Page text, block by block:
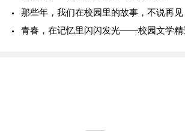
那些年，我们在校园里的故事，不说再见
青春，在记忆里闪闪发光——校园文学精